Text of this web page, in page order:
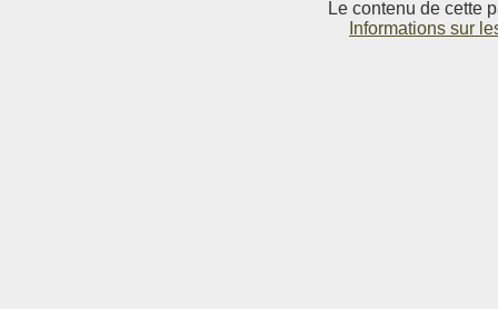
Le contenu de cette
Informations sur